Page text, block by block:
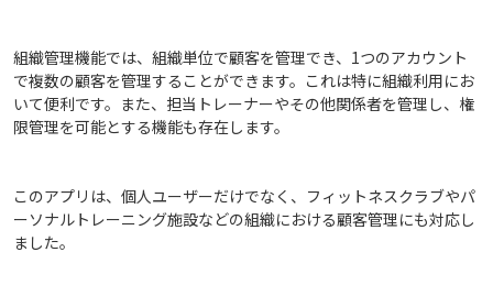
組織管理機能では、組織単位で顧客を管理でき、1つのアカウント
で複数の顧客を管理することができます。これは特に組織利用にお
いて便利です。また、担当トレーナーやその他関係者を管理し、権
限管理を可能とする機能も存在します。
このアプリは、個人ユーザーだけでなく、フィットネスクラブやパ
ーソナルトレーニング施設などの組織における顧客管理にも対応し
ました。